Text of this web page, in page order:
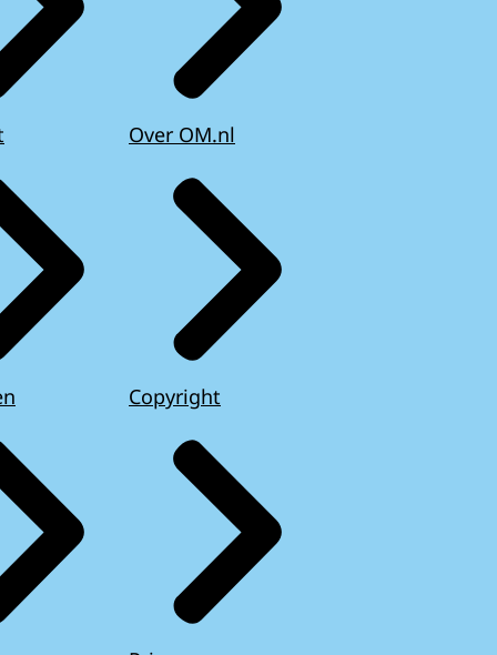
Over OM.nl
Copyright